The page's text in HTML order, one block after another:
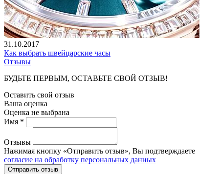
31.10.2017
Как выбрать швейцарские часы
Отзывы
БУДЬТЕ ПЕРВЫМ, ОСТАВЬТЕ СВОЙ ОТЗЫВ!
Оставить свой отзыв
Ваша оценка
Оценка не выбрана
Имя *
Отзывы
Нажимая кнопку «Отправить отзыв», Вы подтверждаете
согласие на обработку персональных данных
Отправить отзыв